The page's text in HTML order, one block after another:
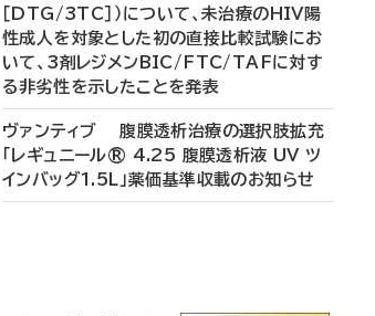
［DTG/3TC］）について、未治療のHIV陽
性成人を対象とした初の直接比較試験にお
いて、3剤レジメンBIC/FTC/TAFに対す
る非劣性を示したことを発表
ヴァンティブ 腹膜透析治療の選択肢拡充
「レギュニール® 4.25 腹膜透析液 UV ツ
インバッグ1.5L」薬価基準収載のお知らせ